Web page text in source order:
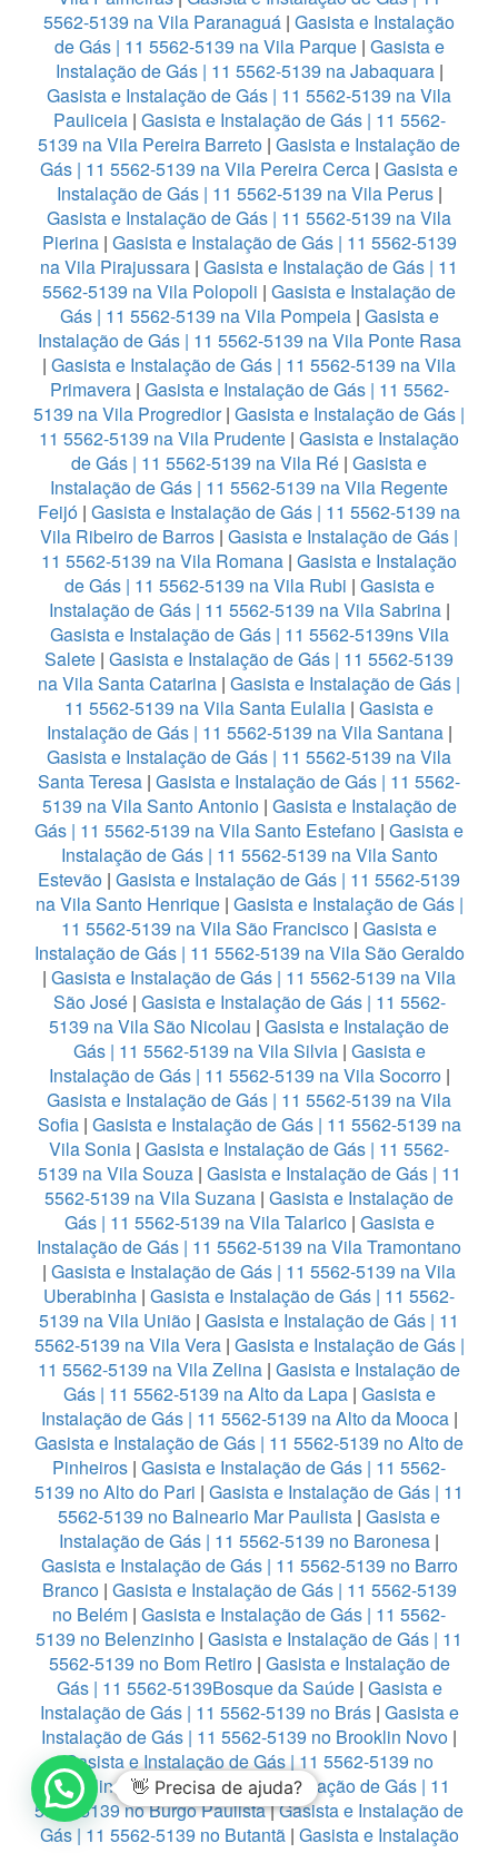
5562-5139 na Vila Paranaguá | Gasista e Instalação
de Gás | 11 5562-5139 na Vila Parque| Gasista e
Instalação de Gás | 11 5562-5139 na Jabaquara|
Gasista e Instalação de Gás | 11 5562-5139 na Vila
Pauliceia| Gasista e Instalação de Gás | 11 5562-
5139 na Vila Pereira Barreto | Gasista e Instalação de
Gás | 11 5562-5139 na Vila Pereira Cerca | Gasista e
Instalação de Gás | 11 5562-5139 na Vila Perus|
Gasista e Instalação de Gás | 11 5562-5139 na Vila
Pierina| Gasista e Instalação de Gás | 11 5562-5139
na Vila Pirajussara | Gasista e Instalação de Gás | 11
5562-5139 na Vila Polopoli | Gasista e Instalação de
Gás | 11 5562-5139 na Vila Pompeia| Gasista e
Instalação de Gás | 11 5562-5139 na Vila Ponte Rasa
| Gasista e Instalação de Gás | 11 5562-5139 na Vila
Primavera| Gasista e Instalação de Gás | 11 5562-
5139 na Vila Progredior| Gasista e Instalação de Gás |
11 5562-5139 na Vila Prudente | Gasista e Instalação
de Gás | 11 5562-5139 na Vila Ré | Gasista e
Instalação de Gás | 11 5562-5139 na Vila Regente
Feijó | Gasista e Instalação de Gás | 11 5562-5139 na
Vila Ribeiro de Barros | Gasista e Instalação de Gás |
11 5562-5139 na Vila Romana | Gasista e Instalação
de Gás | 11 5562-5139 na Vila Rubi | Gasista e
Instalação de Gás | 11 5562-5139 na Vila Sabrina|
Gasista e Instalação de Gás | 11 5562-5139ns Vila
Salete | Gasista e Instalação de Gás | 11 5562-5139
na Vila Santa Catarina | Gasista e Instalação de Gás |
11 5562-5139 na Vila Santa Eulalia | Gasista e
Instalação de Gás | 11 5562-5139 na Vila Santana|
Gasista e Instalação de Gás | 11 5562-5139 na Vila
Santa Teresa | Gasista e Instalação de Gás | 11 5562-
5139 na Vila Santo Antonio| Gasista e Instalação de
Gás | 11 5562-5139 na Vila Santo Estefano | Gasista e
Instalação de Gás | 11 5562-5139 na Vila Santo
Estevão | Gasista e Instalação de Gás | 11 5562-5139
na Vila Santo Henrique| Gasista e Instalação de Gás |
11 5562-5139 na Vila São Francisco | Gasista e
Instalação de Gás | 11 5562-5139 na Vila São Geraldo
| Gasista e Instalação de Gás | 11 5562-5139 na Vila
São José| Gasista e Instalação de Gás | 11 5562-
5139 na Vila São Nicolau | Gasista e Instalação de
Gás | 11 5562-5139 na Vila Silvia| Gasista e
Instalação de Gás | 11 5562-5139 na Vila Socorro|
Gasista e Instalação de Gás | 11 5562-5139 na Vila
Sofia| Gasista e Instalação de Gás | 11 5562-5139 na
Vila Sonia | Gasista e Instalação de Gás | 11 5562-
5139 na Vila Souza| Gasista e Instalação de Gás | 11
5562-5139 na Vila Suzana | Gasista e Instalação de
Gás | 11 5562-5139 na Vila Talarico| Gasista e
Instalação de Gás | 11 5562-5139 na Vila Tramontano
| Gasista e Instalação de Gás | 11 5562-5139 na Vila
Uberabinha | Gasista e Instalação de Gás | 11 5562-
5139 na Vila União | Gasista e Instalação de Gás | 11
5562-5139 na Vila Vera| Gasista e Instalação de Gás |
11 5562-5139 na Vila Zelina | Gasista e Instalação de
Gás | 11 5562-5139 na Alto da Lapa| Gasista e
Instalação de Gás | 11 5562-5139 na Alto da Mooca|
Gasista e Instalação de Gás | 11 5562-5139 no Alto de
Pinheiros | Gasista e Instalação de Gás | 11 5562-
5139 no Alto do Pari | Gasista e Instalação de Gás | 11
5562-5139 no Balneario Mar Paulista | Gasista e
Instalação de Gás | 11 5562-5139 no Baronesa |
Gasista e Instalação de Gás | 11 5562-5139 no Barro
Branco| Gasista e Instalação de Gás | 11 5562-5139
no Belém | Gasista e Instalação de Gás | 11 5562-
5139 no Belenzinho | Gasista e Instalação de Gás | 11
5562-5139 no Bom Retiro| Gasista e Instalação de
Gás | 11 5562-5139Bosque da Saúde| Gasista e
Instalação de Gás | 11 5562-5139 no Brás| Gasista e
Instalação de Gás | 11 5562-5139 no Brooklin Novo |
Gasista e Instalação de Gás | 11 5562-5139 no
Brooklin Paulista|Gasista e Instalação de Gás | 11
5562-5139 no Burgo Paulista|Gasista e Instalação de
Gás | 11 5562-5139 no Butantã| Gasista e Instalação
👋 Precisa de ajuda?